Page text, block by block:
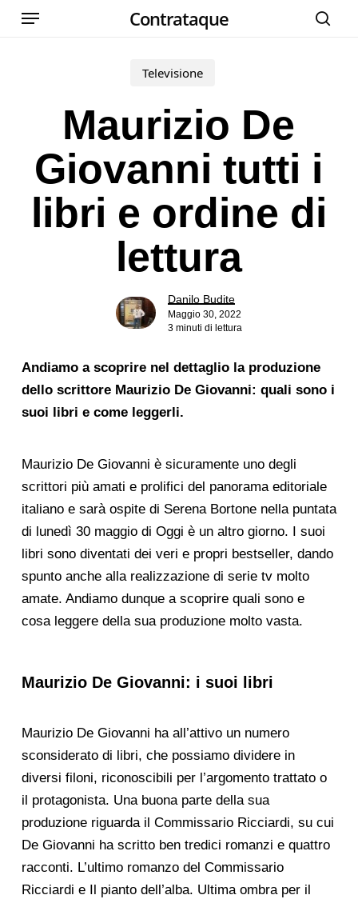
Skip
Contrataque
Menu
Televisione
Maurizio De
Giovanni tutti i
libri e ordine di
lettura
Danilo Budite
Maggio 30, 2022
3 minuti di lettura
Andiamo a scoprire nel dettaglio la produzione
dello scrittore Maurizio De Giovanni: quali sono i
suoi libri e come leggerli.
Maurizio De Giovanni è sicuramente uno degli
scrittori più amati e prolifici del panorama editoriale
italiano e sarà ospite di Serena Bortone nella puntata
di lunedì 30 maggio di Oggi è un altro giorno. I suoi
libri sono diventati dei veri e propri bestseller, dando
spunto anche alla realizzazione di serie tv molto
amate. Andiamo dunque a scoprire quali sono e
cosa leggere della sua produzione molto vasta.
Maurizio De Giovanni: i suoi libri
Maurizio De Giovanni ha all’attivo un numero
sconsiderato di libri, che possiamo dividere in
diversi filoni, riconoscibili per l’argomento trattato o
il protagonista. Una buona parte della sua
produzione riguarda il Commissario Ricciardi, su cui
De Giovanni ha scritto ben tredici romanzi e quattro
racconti. L’ultimo romanzo del Commissario
Ricciardi e Il pianto dell’alba. Ultima ombra per il